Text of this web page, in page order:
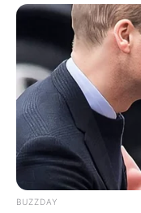
BUZZDAY